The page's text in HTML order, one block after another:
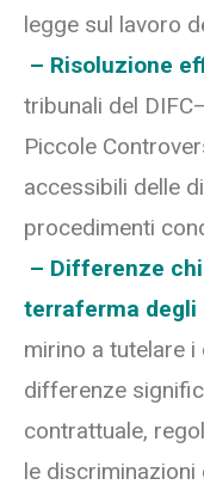
legge sul lavoro
– Risoluzione
tribunali del
Piccole
accessibili delle
procedimenti
– Differenze
terraferma degli
mirino a tutelare
differenze
contrattuale,
le discriminazioni